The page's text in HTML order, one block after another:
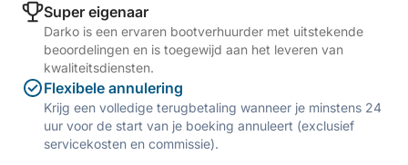
Super eigenaar
Darko is een ervaren bootverhuurder met uitstekende
beoordelingen en is toegewijd aan het leveren van
kwaliteitsdiensten.
Flexibele annulering
Krijg een volledige terugbetaling wanneer je minstens 24
uur voor de start van je boeking annuleert (exclusief
servicekosten en commissie).